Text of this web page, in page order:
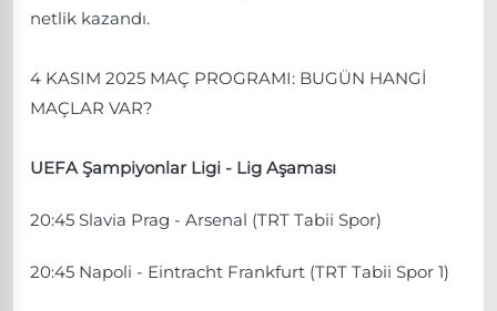
netlik kazandı.
4 KASIM 2025 MAÇ PROGRAMI: BUGÜN HANGİ
MAÇLAR VAR?
UEFA Şampiyonlar Ligi - Lig Aşaması
20:45 Slavia Prag - Arsenal (TRT Tabii Spor)
20:45 Napoli - Eintracht Frankfurt (TRT Tabii Spor 1)